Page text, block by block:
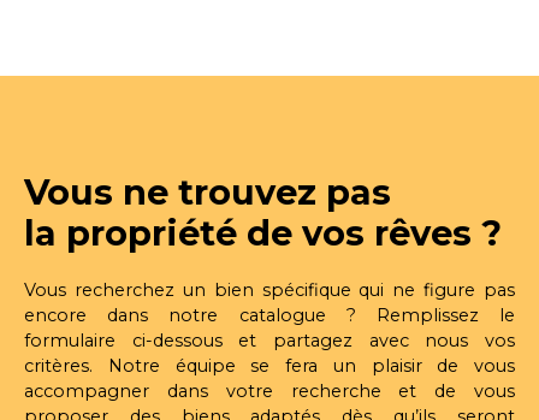
Vous ne trouvez pas
la propriété de vos rêves ?
Vous recherchez un bien spécifique qui ne figure pas
encore dans notre catalogue ? Remplissez le
formulaire ci-dessous et partagez avec nous vos
critères. Notre équipe se fera un plaisir de vous
accompagner dans votre recherche et de vous